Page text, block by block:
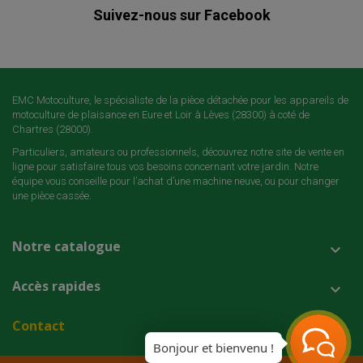
Suivez-nous sur Facebook
EMC Motoculture, le spécialiste de la pièce détachée pour les appareils de
motoculture de plaisance en Eure et Loir à Lèves (28300) à coté de
Chartres (28000).
Particuliers, amateurs ou professionnels, découvrez notre site de vente en
ligne pour satisfaire tous vos besoins concernant votre jardin. Notre
équipe vous conseille pour l’achat d’une machine neuve, ou pour changer
une pièce cassée.
Notre catalogue 
Accès rapides 
Contact 
Bonjour et bienvenu !